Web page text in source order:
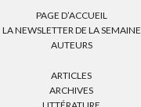
PAGE D’ACCUEIL
LA NEWSLETTER DE LA SEMAINE
AUTEURS
ARTICLES
ARCHIVES